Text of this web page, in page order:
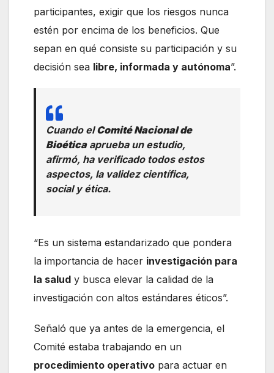
participantes, exigir que los riesgos nunca
estén por encima de los beneficios. Que
sepan en qué consiste su participación y su
decisión sea libre, informada y autónoma”.
Cuando elComité Nacional de
Bioéticaaprueba un estudio,
afirmó, ha verificado todos estos
aspectos, la validez científica,
social y ética.
“Es un sistema estandarizado que pondera
la importancia de hacer investigación para
la salud y busca elevar la calidad de la
investigación con altos estándares éticos”.
Señaló que ya antes de la emergencia, el
Comité estaba trabajando en un
procedimiento operativo para actuar en